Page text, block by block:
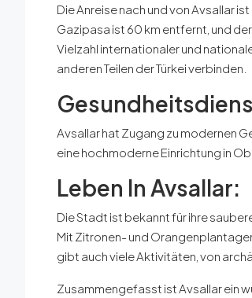
Die Anreise nach und von Avsallar
Gazipasa ist 60 km entfernt, und
Vielzahl internationaler und
anderen Teilen der Türkei verbinden.
Avsallar hat Zugang zu modernen
eine hochmoderne Einrichtung in
Leben In Avsallar:
Die Stadt ist bekannt für ihre
Mit Zitronen- und
gibt auch viele Aktivitäten, von
Zusammengefasst ist Avsallar ein